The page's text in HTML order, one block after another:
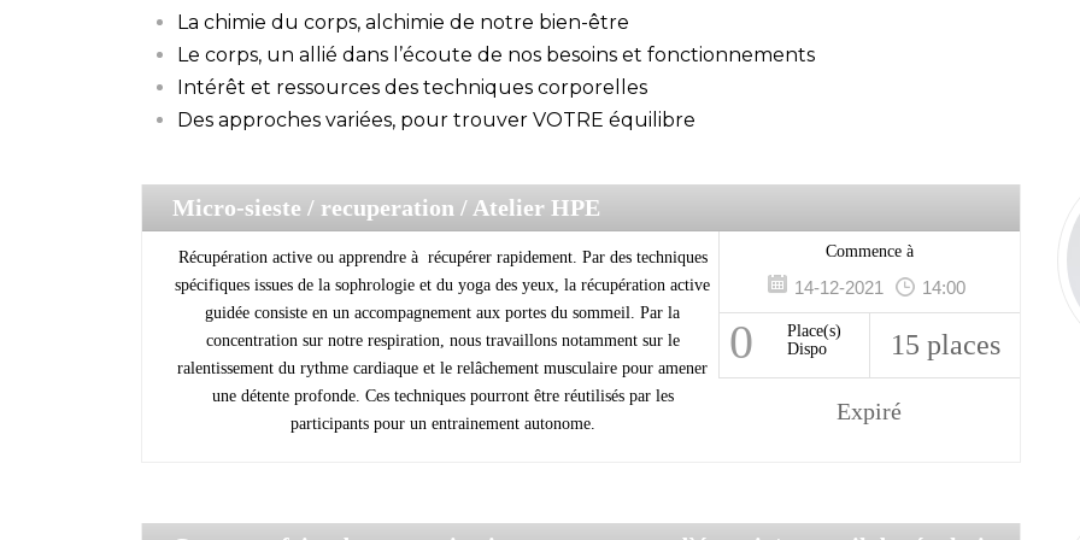
La chimie du corps, alchimie de notre bien-être
Le corps, un allié dans l’écoute de nos besoins et fonctionnements
Intérêt et ressources des techniques corporelles
Des approches variées, pour trouver VOTRE équilibre
Micro-sieste / recuperation / Atelier HPE
Récupération active ou apprendre à récupérer rapidement. Par des techniques
spécifiques issues de la sophrologie et du yoga des yeux, la récupération active
guidée consiste en un accompagnement aux portes du sommeil. Par la
concentration sur notre respiration, nous travaillons notamment sur le
ralentissement du rythme cardiaque et le relâchement musculaire pour amener
une détente profonde. Ces techniques pourront être réutilisés par les
participants pour un entrainement autonome.
Commence à
14-12-2021 14:00
0
Place(s)
Dispo
15 places
Expiré